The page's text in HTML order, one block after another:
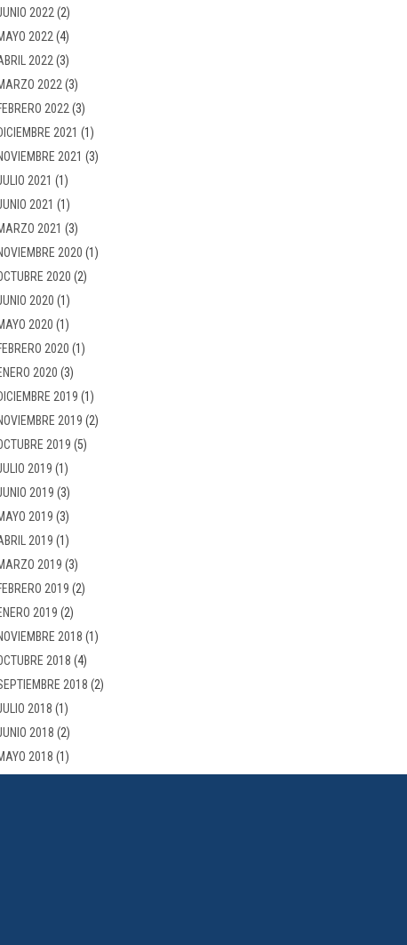
2022 (2)
2022 (4)
2022 (3)
2022 (3)
2022 (3)
2021 (1)
2021 (3)
2021 (1)
2021 (1)
2021 (3)
2020 (1)
2020 (2)
2020 (1)
2020 (1)
2020 (1)
2020 (3)
2019 (1)
2019 (2)
2019 (5)
2019 (1)
2019 (3)
2019 (3)
2019 (1)
2019 (3)
2019 (2)
2019 (2)
2018 (1)
2018 (4)
2018 (2)
2018 (1)
2018 (2)
2018 (1)